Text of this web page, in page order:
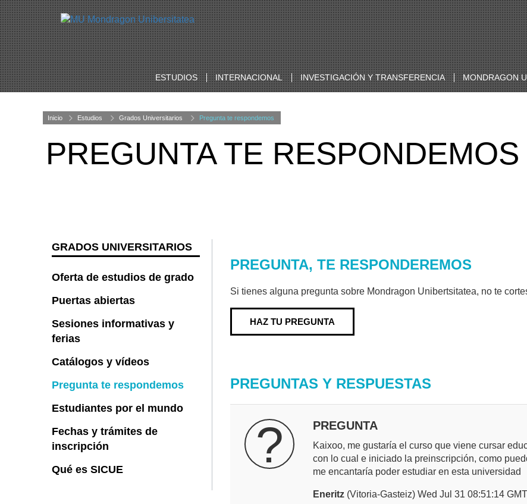
ESTUDIOS INTERNACIONAL INVESTIGACIÓN Y TRANSFERENCIA MONDRAGON
Inicio Estudios Grados Universitarios Pregunta te respondemos
PREGUNTA TE RESPONDEMOS
PREGUNTA, TE RESPONDEREMOS
Si tienes alguna pregunta sobre Mondragon Unibertsitatea, no te
HAZ TU PREGUNTA
PREGUNTAS Y RESPUESTAS
? PREGUNTA
Kaixoo, me gustaría el curso que viene cursar
con lo cual e iniciado la preinscripción, como
me encantaría poder estudiar en esta universidad
Eneritz (Vitoria-Gasteiz) Wed Jul 31 08:51:14
GRADOS UNIVERSITARIOS
Oferta de estudios de grado
Puertas abiertas
Sesiones informativas y
ferias
Catálogos y vídeos
Pregunta te respondemos
Estudiantes por el mundo
Fechas y trámites de
inscripción
Qué es SICUE